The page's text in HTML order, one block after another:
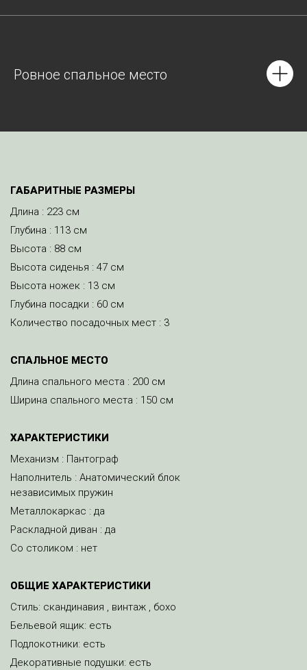
Ровное спальное место
ГАБАРИТНЫЕ РАЗМЕРЫ
Длина : 223 см
Глубина : 113 см
Высота : 88 см
Высота сиденья : 47 см
Высота ножек : 13 см
Глубина посадки : 60 см
Количество посадочных мест : 3
CПАЛЬНОЕ МЕСТО
Длина спального места : 200 см
Ширина спального места : 150 см
ХАРАКТЕРИСТИКИ
Механизм : Пантограф
Наполнитель : Анатомический блок
независимых пружин
Металлокаркас : да
Раскладной диван : да
Со столиком : нет
ОБЩИЕ ХАРАКТЕРИСТИКИ
Стиль: скандинавия , винтаж , бохо
Бельевой ящик: есть
Подлокотники: есть
Декоративные подушки: есть